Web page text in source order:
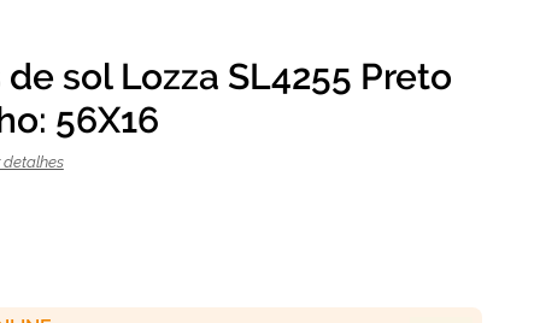
PROCURAR
sol Lozza SL4255 Preto
56X16
detalhes